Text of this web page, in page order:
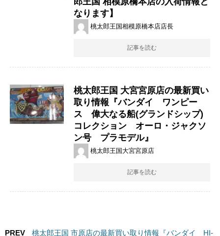
なります】
桃太郎王国相模原橋本店店長
記事を読む
桃太郎王国 大宮宮原店の最新買い
取り情報『バンダイ ワンピー
ス 偉大なる船(グランドシップ)
コレクション オーロ・ジャクソ
ン号 プラモデル』
桃太郎王国大宮宮原店
記事を読む
PREV 桃太郎王国 市原店の最新買い取り情報『バンダイ HI-